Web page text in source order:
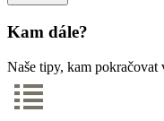
Kam dále?
Naše tipy, kam